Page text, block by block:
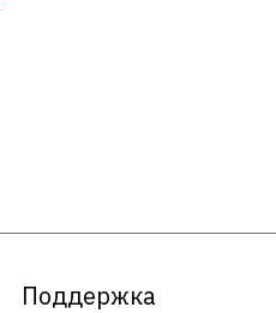
Поддержка